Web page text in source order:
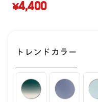
¥4,400
トレンドカラー